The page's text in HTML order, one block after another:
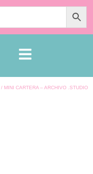
/ MINI CARTERA – ARCHIVO .STUDIO